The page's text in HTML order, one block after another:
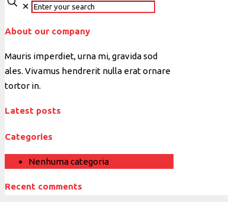
✕
About our company
Mauris imperdiet, urna mi, gravida sod
ales. Vivamus hendrerit nulla erat ornare
tortor in.
Latest posts
Categories
Nenhuma categoria
Recent comments